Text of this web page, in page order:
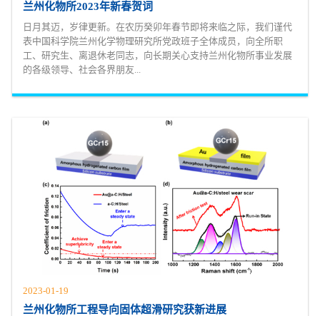
兰州化物所2023年新春贺词
日月其迈，岁律更新。在农历癸卯年春节即将来临之际，我们谨代
表中国科学院兰州化学物理研究所党政班子全体成员，向全所职
工、研究生、离退休老同志，向长期关心支持兰州化物所事业发展
的各级领导、社会各界朋友...
2023-01-19
兰州化物所工程导向固体超滑研究获新进展